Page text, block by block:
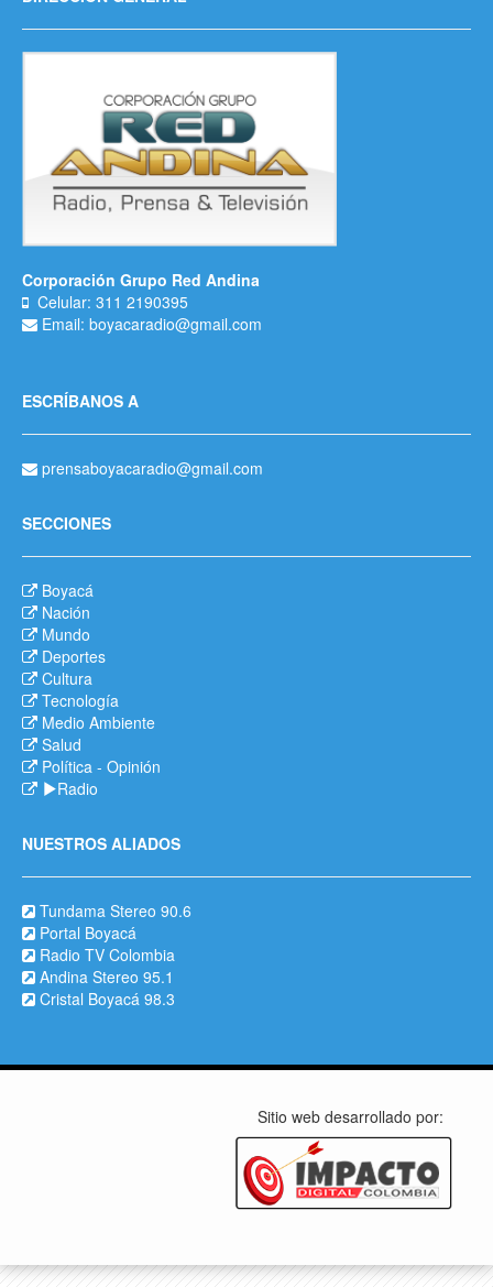
Corporación Grupo Red Andina
Celular: 311 2190395
Email: boyacaradio@gmail.com
ESCRÍBANOS A
prensaboyacaradio@gmail.com
SECCIONES
Boyacá
Nación
Mundo
Deportes
Cultura
Tecnología
Medio Ambiente
Salud
Política - Opinión
Radio
NUESTROS ALIADOS
Tundama Stereo 90.6
Portal Boyacá
Radio TV Colombia
Andina Stereo 95.1
Cristal Boyacá 98.3
Sitio web desarrollado por: